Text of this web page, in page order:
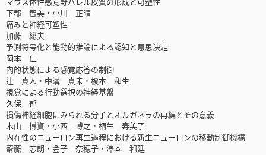
下郡 智美・小川 正晴
痛みと神経可塑性
加藤 総夫
予測符号化と能動的推論による認知と意思決定
岡本 仁
内的状態による感覚応答の制御
辻 真人・中溝 真未・榎本 和生
視覚による行動選択の神経基盤
久保 郁
損傷神経細胞にみられる分子とオルガネラの再編とその意義
木山 博資・小西 博之・桐生 寿美子
内在性のニューロン再生過程における新生ニューロンの移動制御機構
齋藤 志朗・金子 奈穂子・澤本 和延